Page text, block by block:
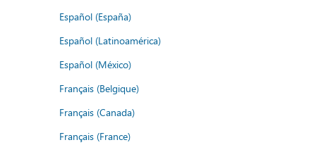
Español (España)
Español (Latinoamérica)
Español (México)
Français (Belgique)
Français (Canada)
Français (France)